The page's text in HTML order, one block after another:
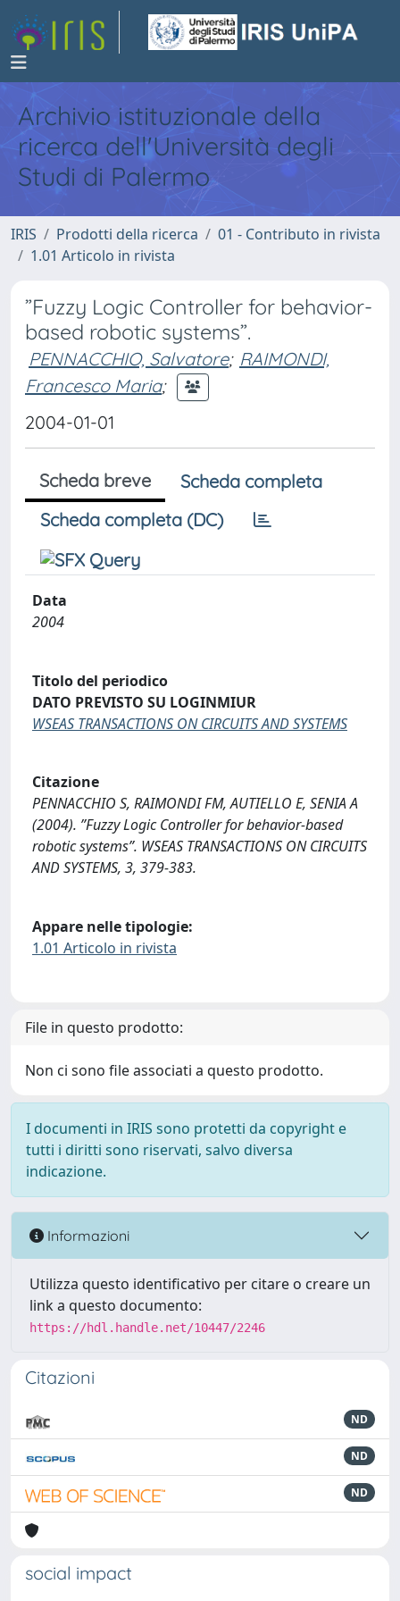
Archivio istituzionale della
ricerca dell'Università degli
Studi di Palermo
IRIS Prodotti della ricerca
01 - Contributo in rivista
1.01 Articolo in rivista
”Fuzzy Logic Controller for behavior-
based robotic systems”.
PENNACCHIO, Salvatore; RAIMONDI,
Francesco Maria;
2004-01-01
Scheda breve
Scheda completa
Scheda completa (DC)
Data
2004
Titolo del periodico
DATO PREVISTO SU LOGINMIUR
WSEAS TRANSACTIONS ON CIRCUITS AND SYSTEMS
Citazione
PENNACCHIO S, RAIMONDI FM, AUTIELLO E, SENIA A
(2004). ”Fuzzy Logic Controller for behavior-based
robotic systems”. WSEAS TRANSACTIONS ON CIRCUITS
AND SYSTEMS, 3, 379-383.
Appare nelle tipologie:
1.01 Articolo in rivista
File in questo prodotto:
Non ci sono file associati a questo prodotto.
I documenti in IRIS sono protetti da copyright e
tutti i diritti sono riservati, salvo diversa
indicazione.
Informazioni
Utilizza questo identificativo per citare o creare un
link a questo documento:
https://hdl.handle.net/10447/2246
Citazioni
ND
ND
ND
social impact